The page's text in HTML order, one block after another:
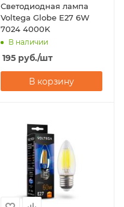
Светодиодная лампа
Voltega Globe E27 6W
7024 4000K
В наличии
195руб./шт
В корзину